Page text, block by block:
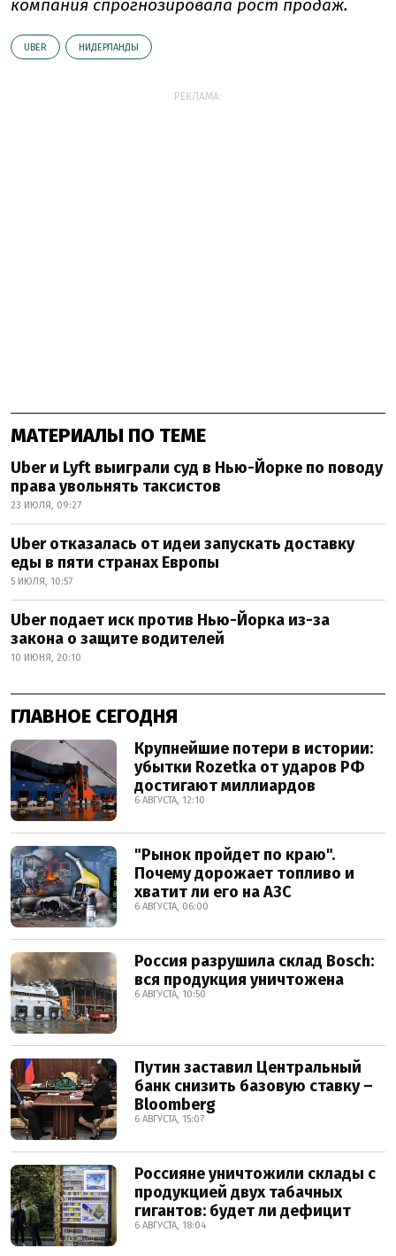
компания спрогнозировала рост продаж.
UBER НИДЕРЛАНДЫ
РЕКЛАМА:
МАТЕРИАЛЫ ПО ТЕМЕ
Uber и Lyft выиграли суд в Нью-Йорке по поводу
права увольнять таксистов
23 ИЮЛЯ, 09:27
Uber отказалась от идеи запускать доставку
еды в пяти странах Европы
5 ИЮЛЯ, 10:57
Uber подает иск против Нью-Йорка из-за
закона о защите водителей
10 ИЮНЯ, 20:10
ГЛАВНОЕ СЕГОДНЯ
Крупнейшие потери в истории:
убытки Rozetka от ударов РФ
достигают миллиардов
6 АВГУСТА, 12:10
"Рынок пройдет по краю".
Почему дорожает топливо и
хватит ли его на АЗС
6 АВГУСТА, 06:00
Россия разрушила склад Bosch:
вся продукция уничтожена
6 АВГУСТА, 10:50
Путин заставил Центральный
банк снизить базовую ставку –
Bloomberg
6 АВГУСТА, 15:07
Россияне уничтожили склады с
продукцией двух табачных
гигантов: будет ли дефицит
6 АВГУСТА, 18:04